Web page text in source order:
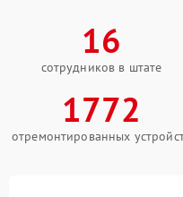
16
сотрудников в штате
1772
отремонтированных